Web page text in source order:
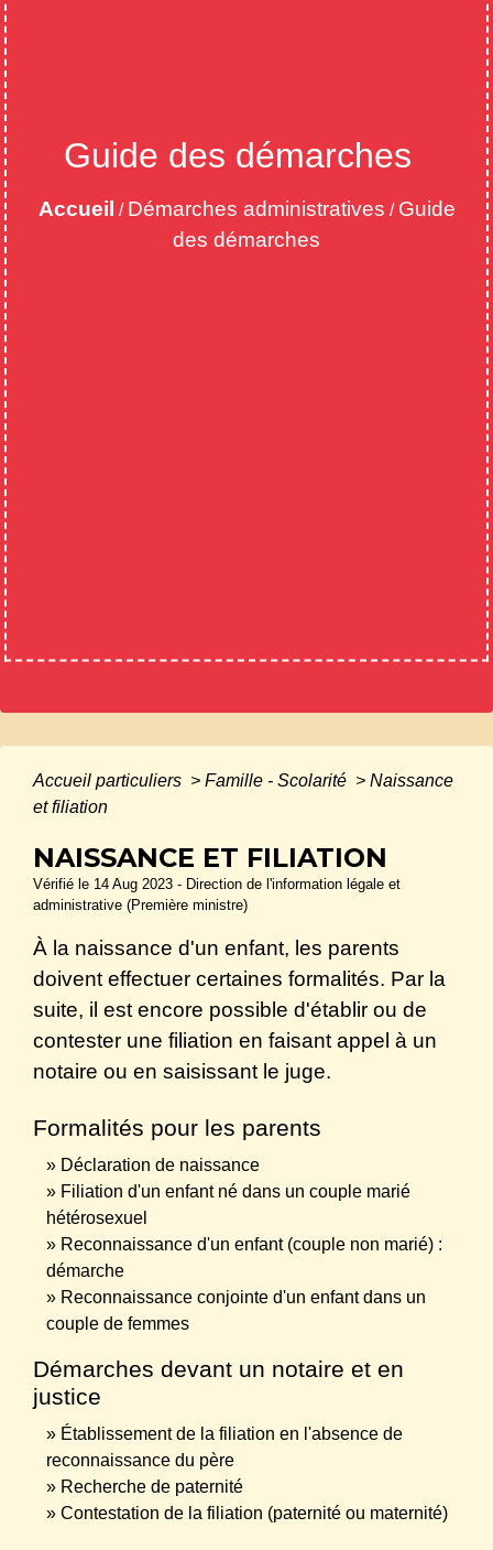
Guide des démarches
Accueil / Démarches administratives / Guide
des démarches
Accueil particuliers > Famille - Scolarité > Naissance
et filiation
NAISSANCE ET FILIATION
Vérifié le 14 Aug 2023 - Direction de l'information légale et
administrative (Première ministre)
À la naissance d'un enfant, les parents
doivent effectuer certaines formalités. Par la
suite, il est encore possible d'établir ou de
contester une filiation en faisant appel à un
notaire ou en saisissant le juge.
Formalités pour les parents
Déclaration de naissance
Filiation d'un enfant né dans un couple marié
hétérosexuel
Reconnaissance d'un enfant (couple non marié) :
démarche
Reconnaissance conjointe d'un enfant dans un
couple de femmes
Démarches devant un notaire et en
justice
Établissement de la filiation en l'absence de
reconnaissance du père
Recherche de paternité
Contestation de la filiation (paternité ou maternité)